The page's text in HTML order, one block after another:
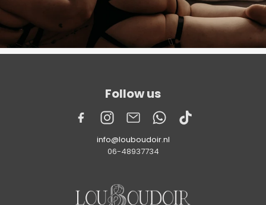
Follow us
info@louboudoir.nl
06-48937734